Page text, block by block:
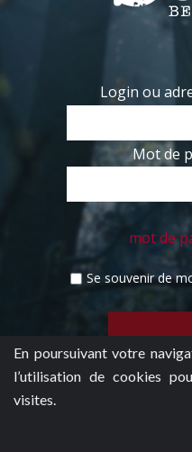
En poursuivant votre
l’utilisation de cookies
visites.
Login ou
Mot de
mot de
Se souvenir de